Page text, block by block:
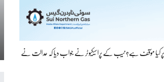
کیا مؤقف ہے؟ نیب کے پراسیکیوٹر نے جواب دیا کہ عدالت نے